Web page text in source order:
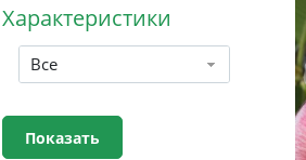
Характеристики
Все